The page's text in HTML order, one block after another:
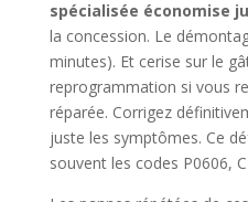
spécialisée économise
la concession. Le
minutes). Et cerise sur le
reprogrammation si vous
réparée. Corrigez
juste les symptômes. Ce
souvent les codes P0606,